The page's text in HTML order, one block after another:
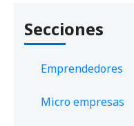
Secciones
Emprendedores
Micro empresas